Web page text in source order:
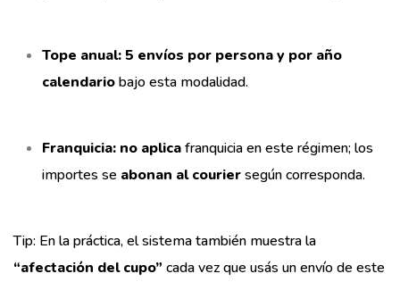
Tope anual:5 envíos por persona y por año
calendariobajo esta modalidad.
Franquicia: no aplicafranquicia en este régimen; los
importes se abonan al couriersegún corresponda.
Tip: En la práctica, el sistema también muestra la
“afectación del cupo” cada vez que usás un envío de este